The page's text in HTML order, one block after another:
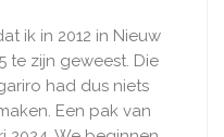
ik in 2012 in Nieuw
te zijn geweest. Die
had dus niets
Een pak van